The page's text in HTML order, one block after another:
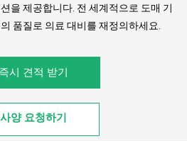
을 제공합니다. 전 세계적으로 도매 기
품질로 의료 대비를 재정의하세요.
시 견적 받기
사양 요청하기